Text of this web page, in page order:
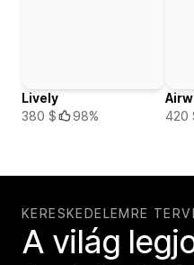
Lively
380 $
98%
420
KERESKEDELEMRE
A világ